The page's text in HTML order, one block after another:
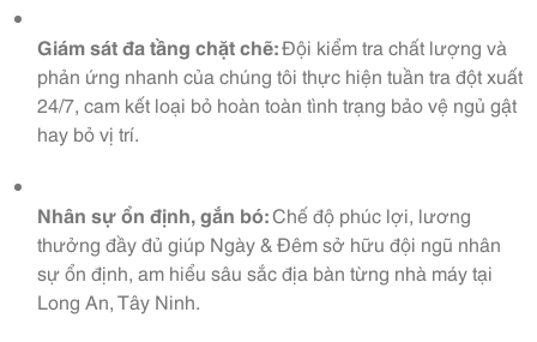
Giám sát đa tầng chặt chẽ:Đội kiểm tra chất lượng và
phản ứng nhanh của chúng tôi thực hiện tuần tra đột xuất
24/7, cam kết loại bỏ hoàn toàn tình trạng bảo vệ ngủ gật
hay bỏ vị trí.
Nhân sự ổn định, gắn bó:Chế độ phúc lợi, lương
thưởng đầy đủ giúp Ngày & Đêm sở hữu đội ngũ nhân
sự ổn định, am hiểu sâu sắc địa bàn từng nhà máy tại
Long An, Tây Ninh.